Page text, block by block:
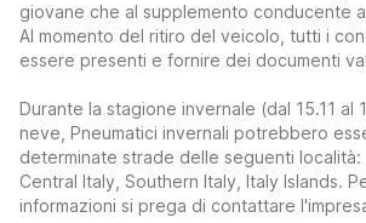
giovane che al supplemento conducente
Al momento del ritiro del veicolo, tutti i
essere presenti e fornire dei documenti
Durante la stagione invernale (dal 15.11 al
neve, Pneumatici invernali potrebbero
determinate strade delle seguenti località:
Central Italy, Southern Italy, Italy Islands.
informazioni si prega di contattare